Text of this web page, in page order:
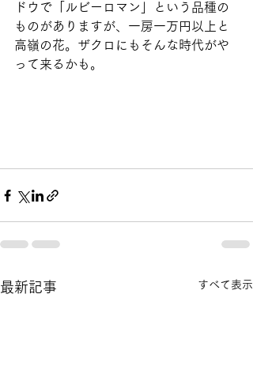
ドウで「ルビーロマン」という品種の
ものがありますが、一房一万円以上と
高嶺の花。ザクロにもそんな時代がや
って来るかも。
最新記事 すべて表示